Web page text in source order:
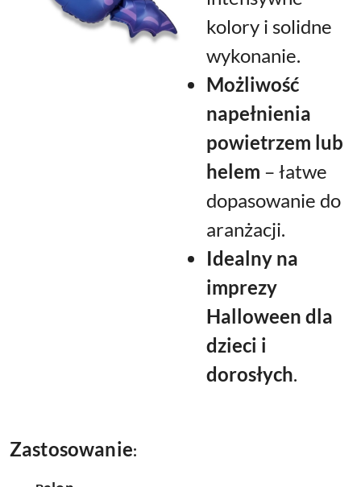
kolory i solidne
wykonanie.
Możliwość
napełnienia
powietrzem lub
helem – łatwe
dopasowanie do
aranżacji.
Idealny na
imprezy
Halloween dla
dzieci i
dorosłych.
Zastosowanie: